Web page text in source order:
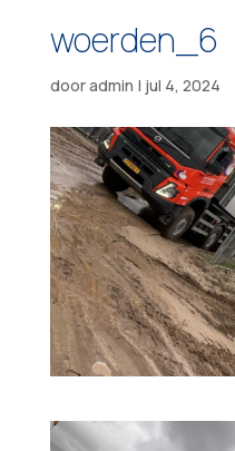
woerden_6
dooradmin | jul 4, 2024